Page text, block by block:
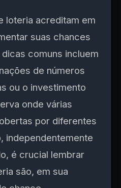
loteria acreditam em
suas chances
comuns incluem
de números
ou o investimento
onde várias
por diferentes
independentemente
é crucial lembrar
são, em sua